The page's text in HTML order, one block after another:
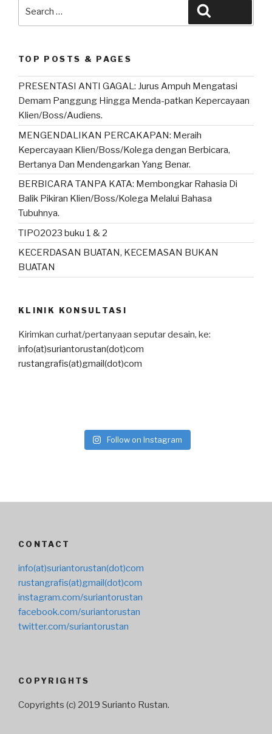
TOP POSTS & PAGES
PRESENTASI ANTI GAGAL: Jurus Ampuh Mengatasi
Demam Panggung Hingga Menda-patkan Kepercayaan
Klien/Boss/Audiens.
MENGENDALIKAN PERCAKAPAN: Meraih
Kepercayaan Klien/Boss/Kolega dengan Berbicara,
Bertanya Dan Mendengarkan Yang Benar.
BERBICARA TANPA KATA: Membongkar Rahasia Di
Balik Pikiran Klien/Boss/Kolega Melalui Bahasa
Tubuhnya.
TIPO2023 buku 1 & 2
KECERDASAN BUATAN, KECEMASAN BUKAN
BUATAN
KLINIK KONSULTASI
Kirimkan curhat/pertanyaan seputar desain, ke:
info(at)suriantorustan(dot)com
rustangrafis(at)gmail(dot)com
Follow on Instagram
CONTACT
info(at)suriantorustan(dot)com
rustangrafis(at)gmail(dot)com
instagram.com/suriantorustan
facebook.com/suriantorustan
twitter.com/suriantorustan
COPYRIGHTS
Copyrights (c) 2019 Surianto Rustan.